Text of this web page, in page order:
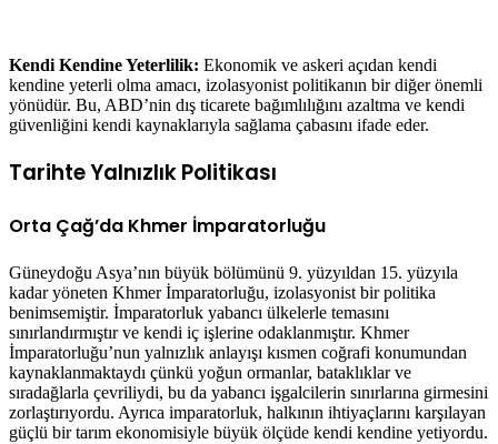
Kendi Kendine Yeterlilik: Ekonomik ve askeri açıdan kendi
kendine yeterli olma amacı, izolasyonist politikanın bir diğer önemli
yönüdür. Bu, ABD’nin dış ticarete bağımlılığını azaltma ve kendi
güvenliğini kendi kaynaklarıyla sağlama çabasını ifade eder.
Tarihte Yalnızlık Politikası
Orta Çağ’da Khmer İmparatorluğu
Güneydoğu Asya’nın büyük bölümünü 9. yüzyıldan 15. yüzyıla
kadar yöneten Khmer İmparatorluğu, izolasyonist bir politika
benimsemiştir. İmparatorluk yabancı ülkelerle temasını
sınırlandırmıştır ve kendi iç işlerine odaklanmıştır. Khmer
İmparatorluğu’nun yalnızlık anlayışı kısmen coğrafi konumundan
kaynaklanmaktaydı çünkü yoğun ormanlar, bataklıklar ve
sıradağlarla çevriliydi, bu da yabancı işgalcilerin sınırlarına girmesini
zorlaştırıyordu. Ayrıca imparatorluk, halkının ihtiyaçlarını karşılayan
güçlü bir tarım ekonomisiyle büyük ölçüde kendi kendine yetiyordu.